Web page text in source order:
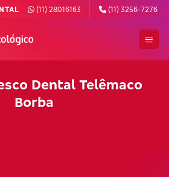
(11) 28016163 (11) 3256-7276
Dental Telêmaco
Borba